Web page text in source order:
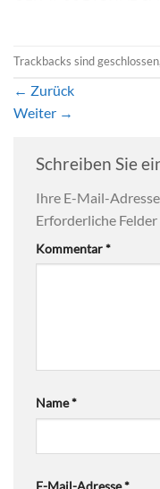
Trackbacks sind
← Zurück
Weiter →
Schreiben Sie
Ihre E-Mail-
Erforderliche
Kommentar*
Name*